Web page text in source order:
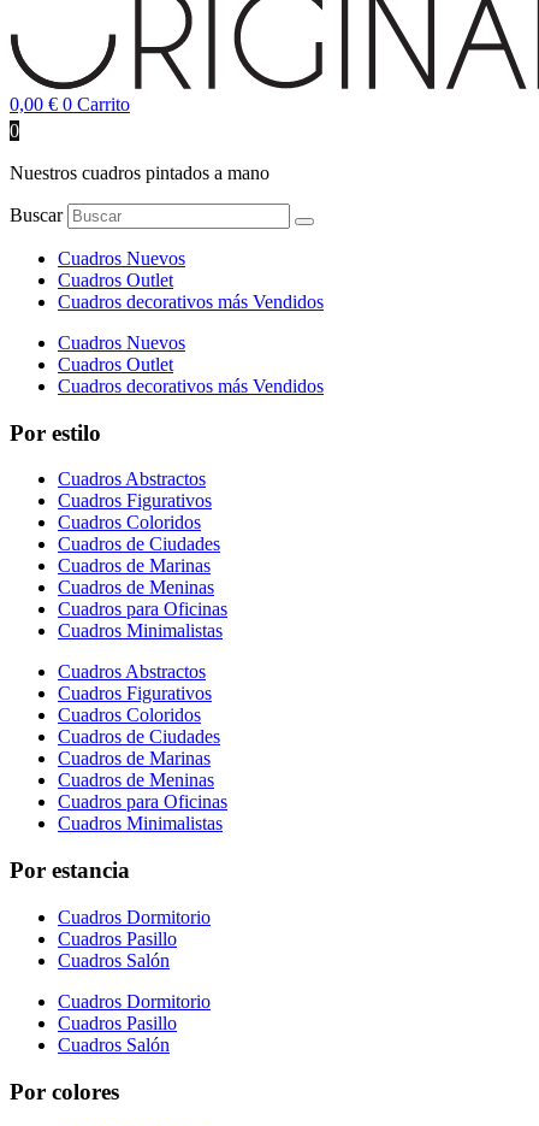
0,00 € 0 Carrito
0
Nuestros cuadros pintados a mano
Buscar
Cuadros Nuevos
Cuadros Outlet
Cuadros decorativos más Vendidos
Cuadros Nuevos
Cuadros Outlet
Cuadros decorativos más Vendidos
Por estilo
Cuadros Abstractos
Cuadros Figurativos
Cuadros Coloridos
Cuadros de Ciudades
Cuadros de Marinas
Cuadros de Meninas
Cuadros para Oficinas
Cuadros Minimalistas
Cuadros Abstractos
Cuadros Figurativos
Cuadros Coloridos
Cuadros de Ciudades
Cuadros de Marinas
Cuadros de Meninas
Cuadros para Oficinas
Cuadros Minimalistas
Por estancia
Cuadros Dormitorio
Cuadros Pasillo
Cuadros Salón
Cuadros Dormitorio
Cuadros Pasillo
Cuadros Salón
Por colores